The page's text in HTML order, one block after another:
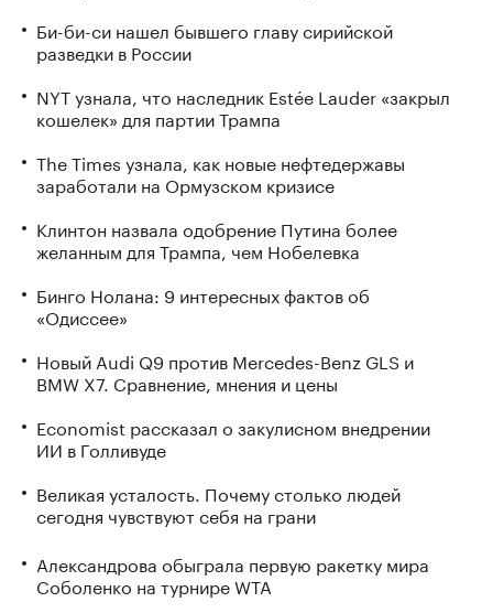
Би-би-си нашел бывшего главу сирийской
разведки в России
NYT узнала, что наследник Estée Lauder «закрыл
кошелек» для партии Трампа
The Times узнала, как новые нефтедержавы
заработали на Ормузском кризисе
Клинтон назвала одобрение Путина более
желанным для Трампа, чем Нобелевка
Бинго Нолана: 9 интересных фактов об
«Одиссее»
Новый Audi Q9 против Mercedes-Benz GLS и
BMW X7. Сравнение, мнения и цены
Economist рассказал о закулисном внедрении
ИИ в Голливуде
Великая усталость. Почему столько людей
сегодня чувствуют себя на грани
Александрова обыграла первую ракетку мира
Соболенко на турнире WTA